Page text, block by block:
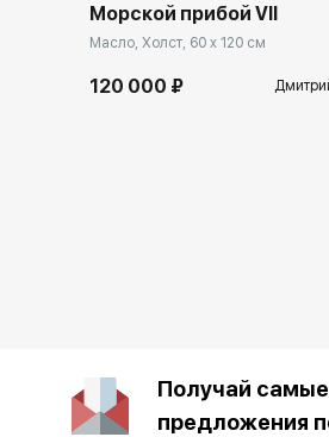
Морской прибой VII
Масло, Холст, 60 x 120 см
120 000 ₽
Получай
предложения